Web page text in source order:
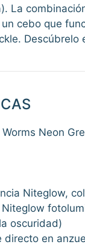
La
un cebo que
Descúbrelo
Neon
Niteglow,
oscuridad)
directo en